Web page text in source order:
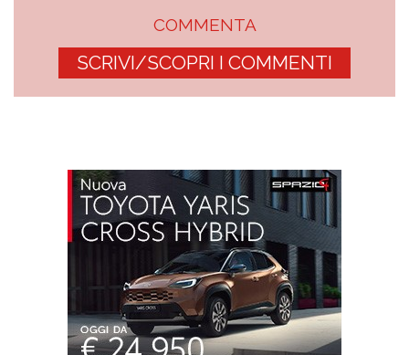
COMMENTA
SCRIVI/SCOPRI I COMMENTI